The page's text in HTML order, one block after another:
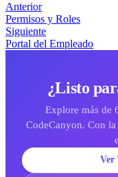
Anterior
Permisos y Roles
Siguiente
Portal del Empleado
¿Listo
Explore más de
CodeCanyon. Con
Ver